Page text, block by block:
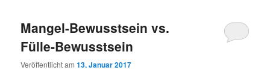
Mangel-Bewusstsein vs.
Fülle-Bewusstsein
Veröffentlicht am13. Januar 2017